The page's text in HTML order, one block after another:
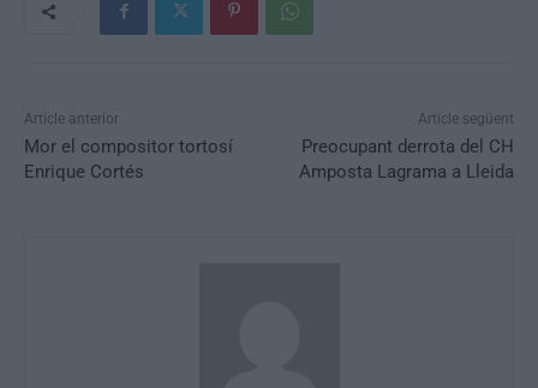
Article anterior
Mor el compositor tortosí
Enrique Cortés
Article següent
Preocupant derrota del CH
Amposta Lagrama a Lleida